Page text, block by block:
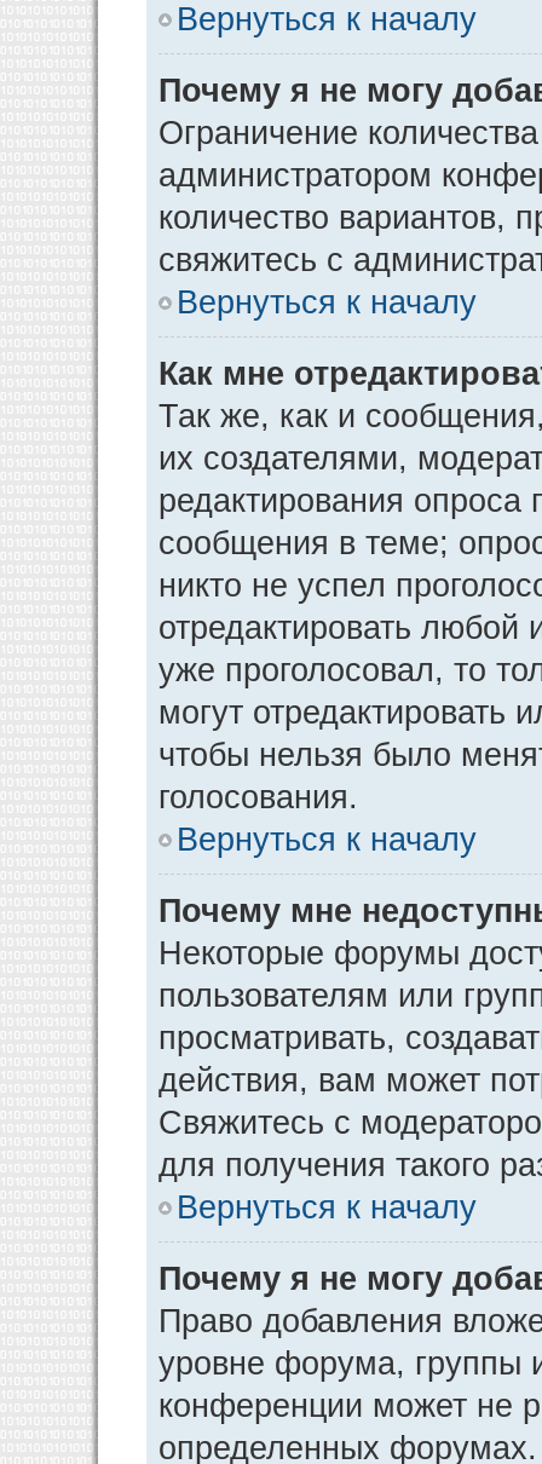
Вернуться к началу
Почему я не могу
Ограничение
администратором
количество вариантов,
свяжитесь с
Вернуться к началу
Как мне
Так же, как и
их создателями,
редактирования опроса
сообщения в теме;
никто не успел
отредактировать любой
уже проголосовал, то
могут отредактировать
чтобы нельзя было
голосования.
Вернуться к началу
Почему мне
Некоторые форумы
пользователям или
просматривать,
действия, вам может
Свяжитесь с
для получения такого
Вернуться к началу
Почему я не могу
Право добавления
уровне форума, группы
конференции может не
определенных